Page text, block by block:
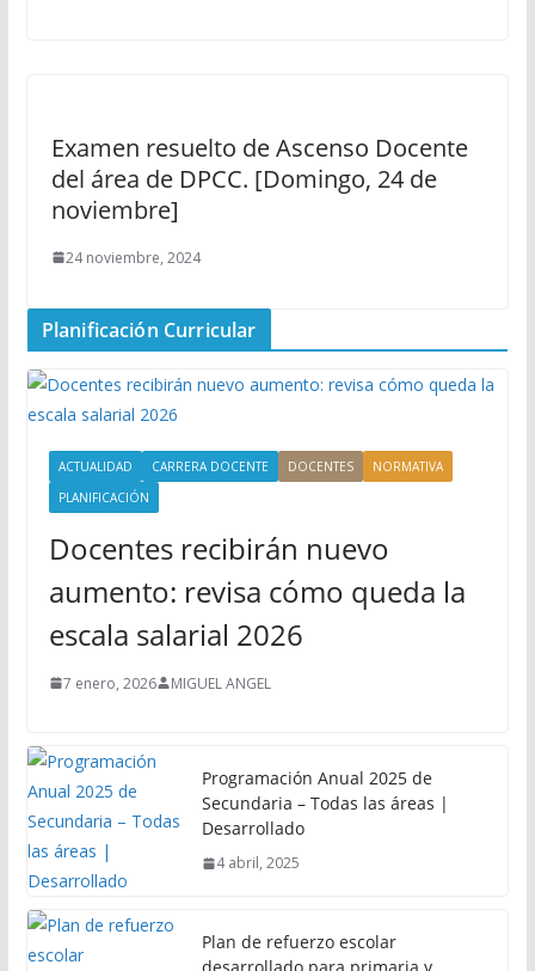
Examen resuelto de Ascenso Docente
del área de DPCC. [Domingo, 24 de
noviembre]
24 noviembre, 2024
Planificación Curricular
ACTUALIDAD CARRERA DOCENTE DOCENTES
NORMATIVA
PLANIFICACIÓN
Docentes recibirán nuevo
aumento: revisa cómo queda la
escala salarial 2026
7 enero, 2026 MIGUEL ANGEL
Programación Anual 2025 de
Secundaria – Todas las áreas |
Desarrollado
4 abril, 2025
Plan de refuerzo escolar